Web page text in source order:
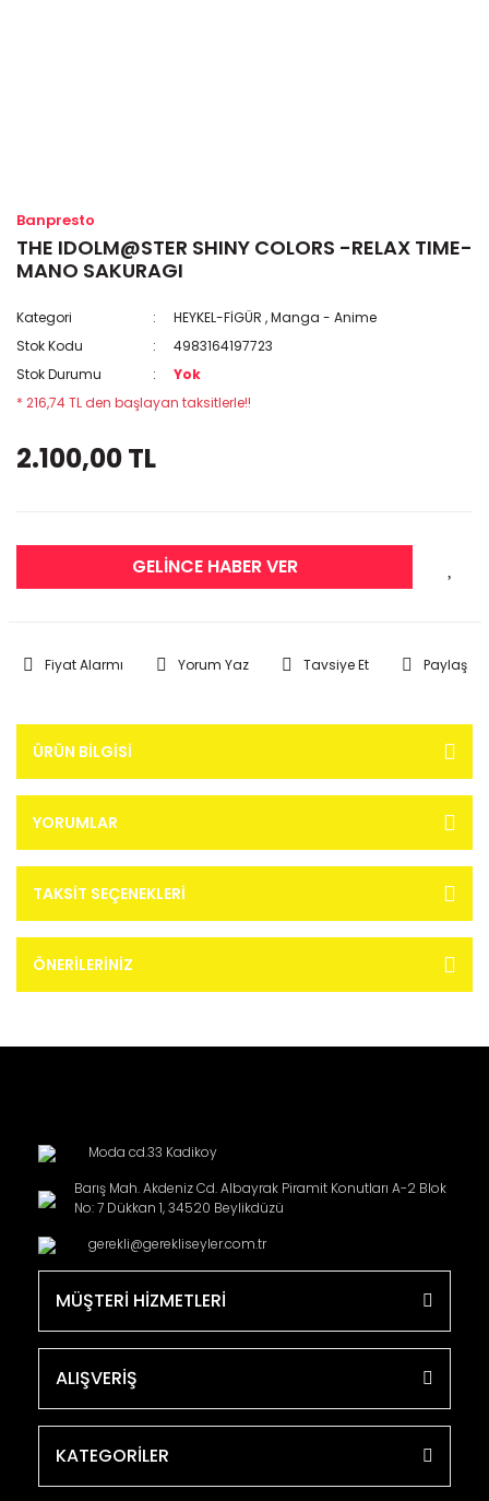
Banpresto
THE IDOLM@STER SHINY COLORS -RELAX TIME-
MANO SAKURAGI
Kategori HEYKEL-FİGÜR ,Manga - Anime
Stok Kodu
4983164197723
Stok Durumu
Yok
* 216,74 TL den başlayan taksitlerle!!
2.100,00 TL
GELİNCE HABER VER
Fiyat Alarmı Yorum Yaz Tavsiye Et Paylaş
ÜRÜN BILGISI
YORUMLAR
TAKSIT SEÇENEKLERI
ÖNERILERINIZ
Moda cd.33 Kadikoy
Barış Mah. Akdeniz Cd. Albayrak Piramit Konutları A-2 Blok
No: 7 Dükkan 1, 34520 Beylikdüzü
gerekli@gerekliseyler.com.tr
MÜŞTERİ HİZMETLERİ
ALIŞVERİŞ
KATEGORİLER